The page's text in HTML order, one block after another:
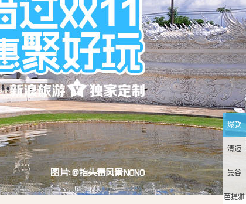
爆款
清迈
曼谷
芭提雅